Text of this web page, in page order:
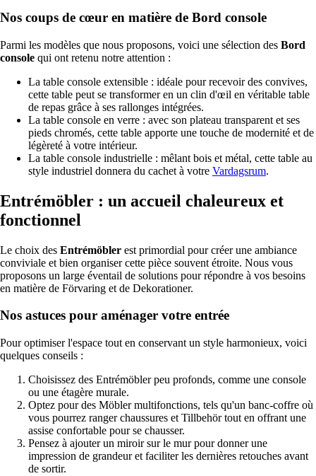
Nos coups de cœur en matière de Bord console
Parmi les modèles que nous proposons, voici une sélection des Bord
console qui ont retenu notre attention :
La table console extensible : idéale pour recevoir des convives,
cette table peut se transformer en un clin d'œil en véritable table
de repas grâce à ses rallonges intégrées.
La table console en verre : avec son plateau transparent et ses
pieds chromés, cette table apporte une touche de modernité et de
légèreté à votre intérieur.
La table console industrielle : mêlant bois et métal, cette table au
style industriel donnera du cachet à votre Vardagsrum.
Entrémöbler : un accueil chaleureux et
fonctionnel
Le choix des Entrémöbler est primordial pour créer une ambiance
conviviale et bien organiser cette pièce souvent étroite. Nous vous
proposons un large éventail de solutions pour répondre à vos besoins
en matière de Förvaring et de Dekorationer.
Nos astuces pour aménager votre entrée
Pour optimiser l'espace tout en conservant un style harmonieux, voici
quelques conseils :
Choisissez des Entrémöbler peu profonds, comme une console
ou une étagère murale.
Optez pour des Möbler multifonctions, tels qu'un banc-coffre où
vous pourrez ranger chaussures et Tillbehör tout en offrant une
assise confortable pour se chausser.
Pensez à ajouter un miroir sur le mur pour donner une
impression de grandeur et faciliter les dernières retouches avant
de sortir.